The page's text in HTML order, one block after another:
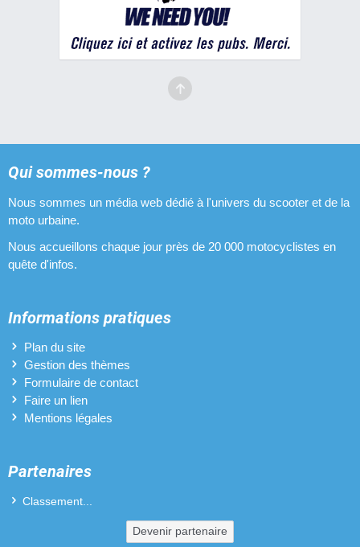
Qui sommes-nous ?
Nous sommes un média web dédié à l'univers du scooter et de la
moto urbaine.
Nous accueillons chaque jour près de 20 000 motocyclistes en
quête d'infos.
Informations pratiques
Plan du site
Gestion des thèmes
Formulaire de contact
Faire un lien
Mentions légales
Partenaires
Classement...
Devenir partenaire